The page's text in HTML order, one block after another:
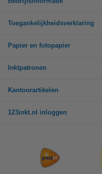
Toegankelijkheidsverklaring
Papier en fotopapier
Inktpatronen
Kantoorartikelen
123inkt.nl inloggen